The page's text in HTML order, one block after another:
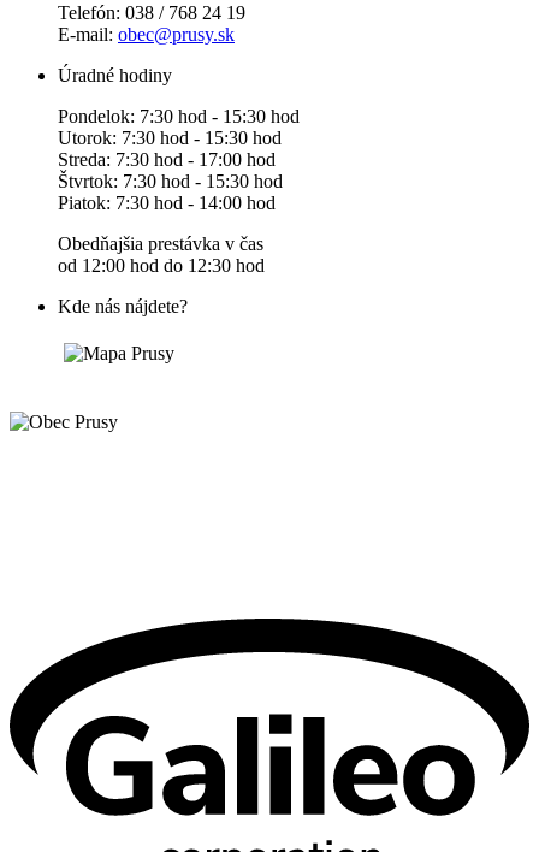
Telefón: 038 / 768 24 19
E-mail: obec@prusy.sk
Úradné hodiny
Pondelok: 7:30 hod - 15:30 hod
Utorok: 7:30 hod - 15:30 hod
Streda: 7:30 hod - 17:00 hod
Štvrtok: 7:30 hod - 15:30 hod
Piatok: 7:30 hod - 14:00 hod
Obedňajšia prestávka v čas
od 12:00 hod do 12:30 hod
Kde nás nájdete?